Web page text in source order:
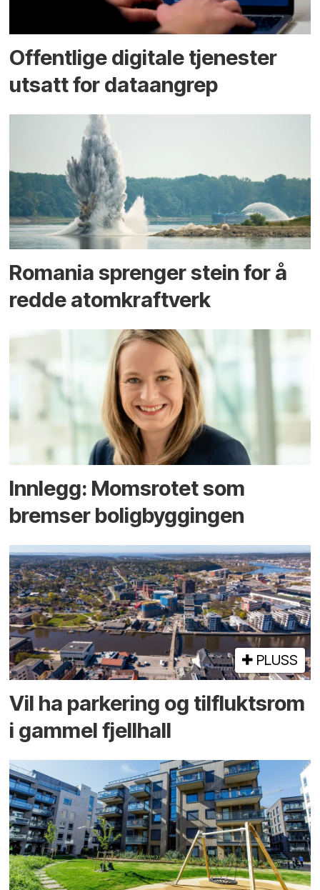
Offentlige digitale tjenester
utsatt for dataangrep
Romania sprenger stein for å
redde atomkraftverk
Innlegg: Moms­rotet som
bremser bolig­byggingen
PLUSS
Vil ha parkering og tilflukts­rom
i gammel fjellhall